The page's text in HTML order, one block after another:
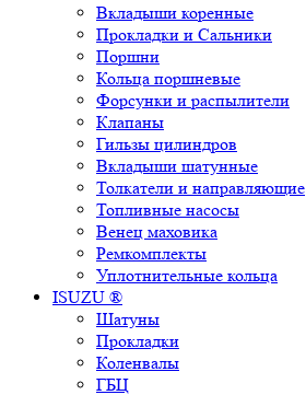
Вкладыши коренные
Прокладки и Сальники
Поршни
Кольца поршневые
Форсунки и распылители
Клапаны
Гильзы цилиндров
Вкладыши шатунные
Толкатели и направляющие
Топливные насосы
Венец маховика
Ремкомплекты
Уплотнительные кольца
ISUZU ®
Шатуны
Прокладки
Коленвалы
ГБЦ